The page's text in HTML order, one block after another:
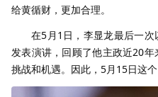
给黄循财，更加合理。
在5月1日，李显龙最后一
发表演讲，回顾了他主政近20
挑战和机遇。因此，5月15日这